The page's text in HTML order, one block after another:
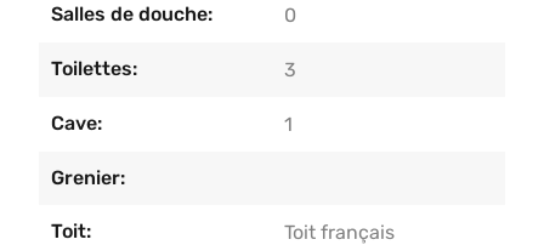
Salles de douche: 0
Toilettes: 3
Cave: 1
Grenier:
Toit: Toit français